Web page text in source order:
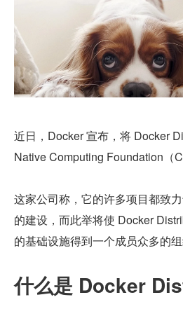
近日，Docker 宣布，将 Docker
Native Computing Foundation（
这家公司称，它的许多项目都致
的建设，而此举将使 Docker
的基础设施得到一个成员众多的组
什么是 Docker